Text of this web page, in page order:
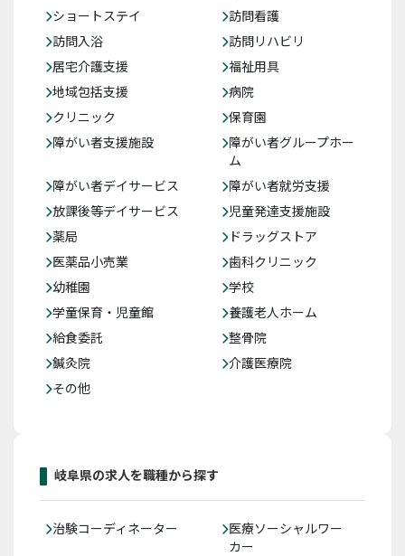
ショートステイ
訪問看護
訪問入浴
訪問リハビリ
居宅介護支援
福祉用具
地域包括支援
病院
クリニック
保育園
障がい者支援施設
障がい者グループホー
ム
障がい者デイサービス
障がい者就労支援
放課後等デイサービス
児童発達支援施設
薬局
ドラッグストア
医薬品小売業
歯科クリニック
幼稚園
学校
学童保育・児童館
養護老人ホーム
給食委託
整骨院
鍼灸院
介護医療院
その他
岐阜県の求人を職種から探す
治験コーディネーター
医療ソーシャルワー
カー